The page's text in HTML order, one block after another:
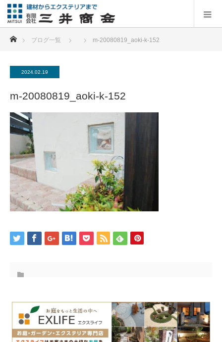
ブログ一覧 m-20080819_aoki-k-152
2024.02.19
m-20080819_aoki-k-152